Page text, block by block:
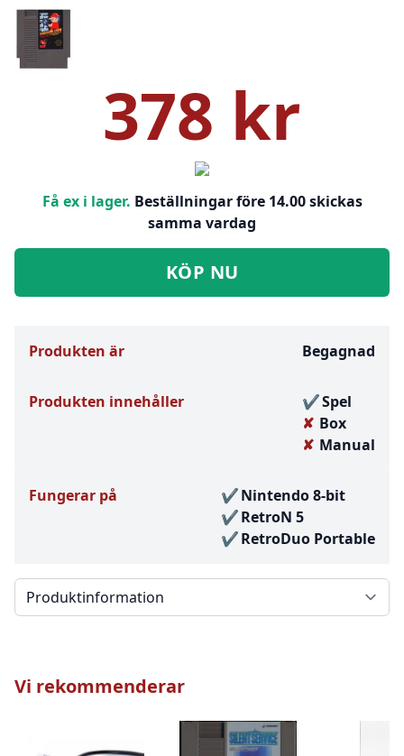
378 kr
Få ex i lager. Beställningar före 14.00 skickas
samma vardag
KÖP NU
Produkten är Begagnad
Produkten innehåller
Spel
Box
Manual
Fungerar på
Nintendo 8-bit
RetroN 5
RetroDuo Portable
Välj en flik
Vi rekommenderar